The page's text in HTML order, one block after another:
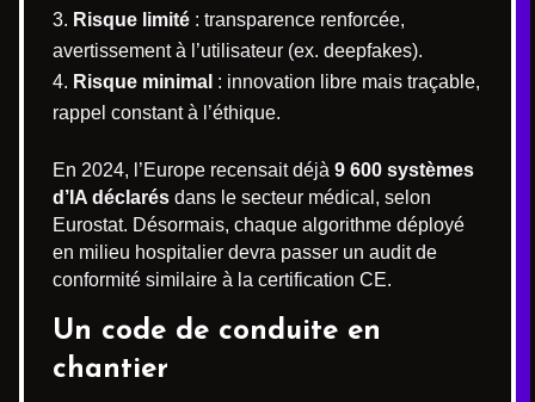
Risque limité : transparence renforcée,
avertissement à l’utilisateur (ex. deepfakes).
Risque minimal : innovation libre mais traçable,
rappel constant à l’éthique.
En 2024, l’Europe recensait déjà 9 600 systèmes
d’IA déclarés dans le secteur médical, selon
Eurostat. Désormais, chaque algorithme déployé
en milieu hospitalier devra passer un audit de
conformité similaire à la certification CE.
Un code de conduite en
chantier